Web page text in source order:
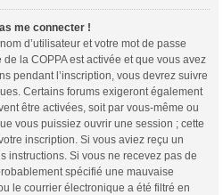
me connecter !
d’utilisateur et votre mot de passe
la COPPA est activée et que vous avez
pendant l’inscription, vous devrez suivre
Certains forums exigeront également
être activées, soit par vous-même ou
vous puissiez ouvrir une session ; cette
inscription. Si vous aviez reçu un
instructions. Si vous ne recevez pas de
spécifié une mauvaise
le courrier électronique a été filtré en